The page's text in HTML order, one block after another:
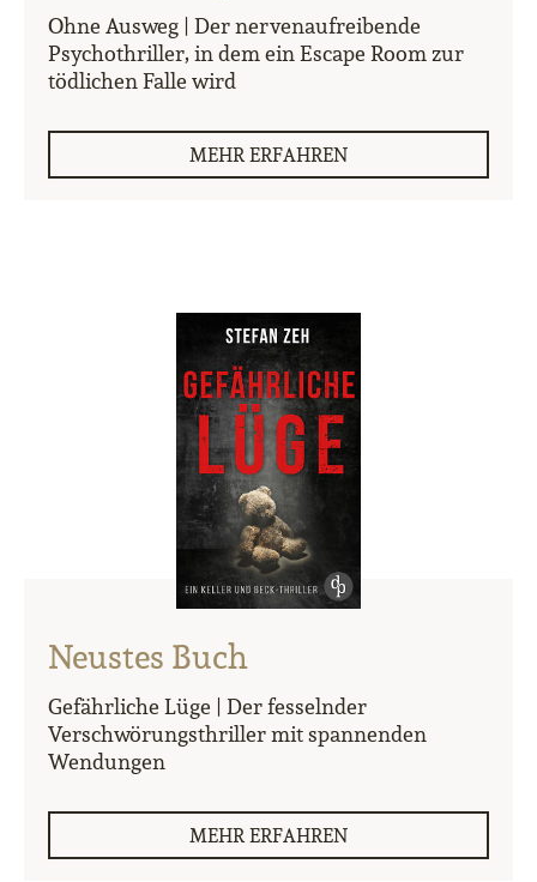
Ohne Ausweg | Der nervenaufreibende
Psychothriller, in dem ein Escape Room zur
tödlichen Falle wird
MEHR ERFAHREN
Neustes Buch
Gefährliche Lüge | Der fesselnder
Verschwörungsthriller mit spannenden
Wendungen
MEHR ERFAHREN